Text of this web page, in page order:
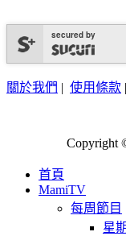
secured by
關於我們 | 使用條款 |
Copyright
首頁
MamiTV
每周節目
星